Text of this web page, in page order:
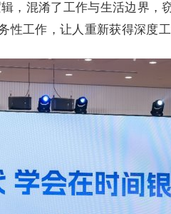
，混淆了工作与生活边界，
性工作，让人重新获得深度